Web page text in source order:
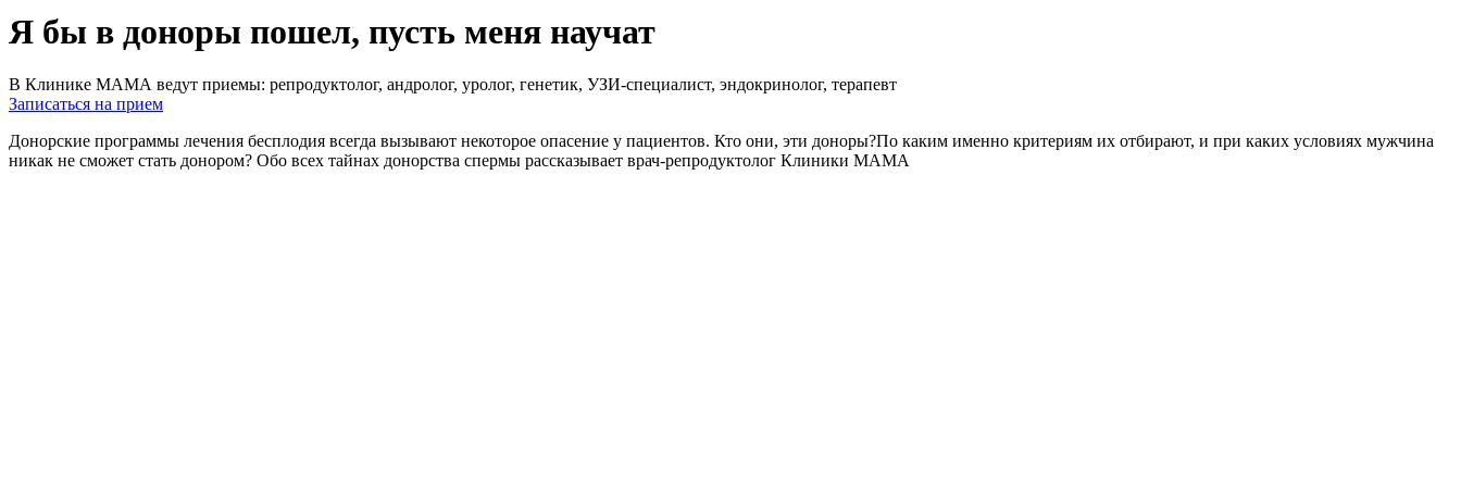
Я бы в доноры пошел, пусть меня научат
В Клинике МАМА ведут приемы: репродуктолог, андролог, уролог, генетик, УЗИ-специалист, эндокринолог, терапевт
Записаться на прием
Донорские программы лечения бесплодия всегда вызывают некоторое опасение у пациентов. Кто они, эти доноры?По каким именно критериям их отбирают, и при каких условиях мужчина
никак не сможет стать донором? Обо всех тайнах донорства спермы рассказывает врач-репродуктолог Клиники МАМА